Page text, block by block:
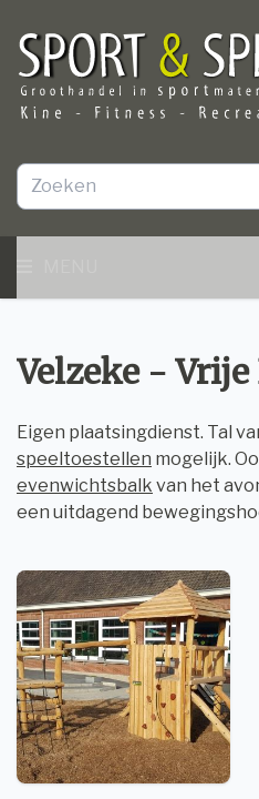
Velzeke -
Eigen plaatsingdienst. Tal
speeltoestellen mogelijk.
evenwichtsbalk van het
een uitdagend